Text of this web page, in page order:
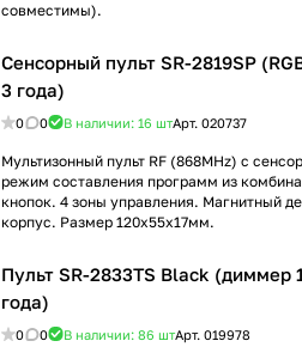
совместимы).
Сенсорный пульт SR-2819SP
3 года)
0 0 В наличии: 16 штАрт. 020737
Мультизонный пульт RF (868MHz) с
режим составления программ из
кнопок. 4 зоны управления. Магнитный
корпус. Размер 120х55х17мм.
Пульт SR-2833TS Black (диммер
года)
0 0 В наличии: 86 штАрт. 019978